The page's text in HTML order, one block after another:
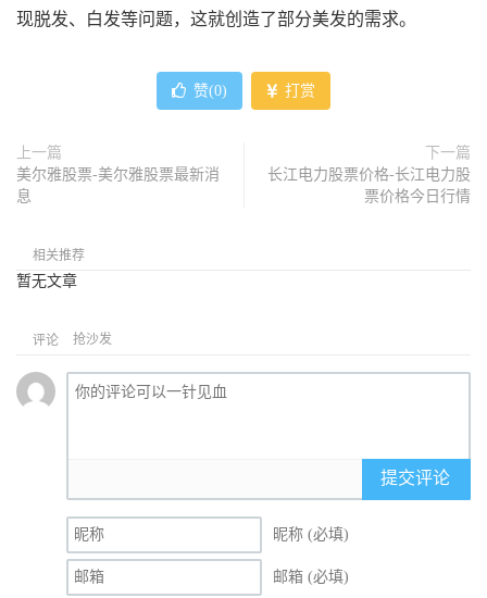
现脱发、白发等问题，这就创造了部分美发的需求。
赞(0) 打赏
上一篇
美尔雅股票-美尔雅股票最新消
息
下一篇
长江电力股票价格-长江电力股
票价格今日行情
相关推荐
暂无文章
评论 抢沙发
提交评论
昵称 (必填)
邮箱 (必填)